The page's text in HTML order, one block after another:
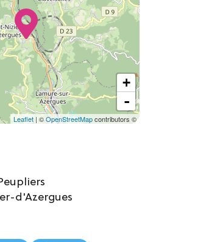
+
-
Leaflet | ©OpenStreetMapcontributors ©
d'Azergues